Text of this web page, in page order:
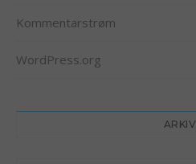
Kommentarstrøm
WordPress.org
ARKIV